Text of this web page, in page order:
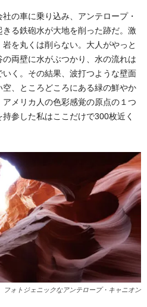
の車に乗り込み、アンテロープ・
る鉄砲水が大地を削った跡だ。激
を丸くは削らない。大人がやっと
両壁に水がぶつかり、水の流れは
く。その結果、波打つような壁面
、ところどころにある緑の鮮やか
メリカ人の色彩感覚の原点の１つ
参した私はここだけで300枚近く
フォトジェニックなアンテロープ・キャニオン